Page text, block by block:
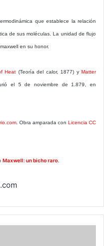
que establece la relación
de sus moléculas. La unidad de flujo
en su honor.
Heat (Teoría del calor, 1877) yMatter
el 5 de noviembre de 1.879, en
. Obra amparada con Licencia CC
Maxwell: un bicho raro